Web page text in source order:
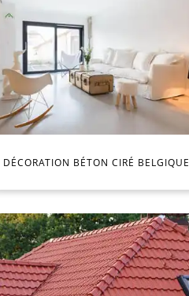
DÉCORATION BÉTON CIRÉ BELGIQUE